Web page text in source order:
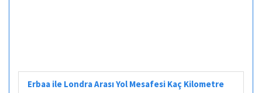
Erbaa ile Londra Arası Yol Mesafesi Kaç Kilometre